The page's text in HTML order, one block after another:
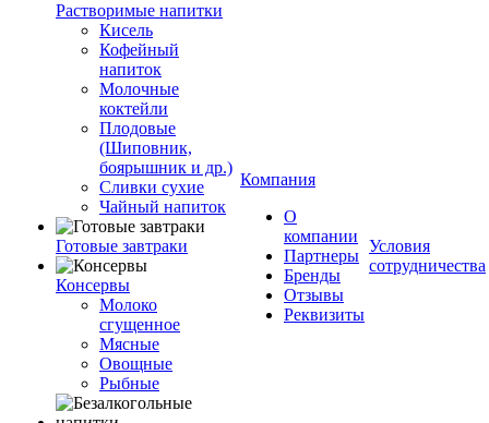
Растворимые напитки
Кисель
Кофейный
напиток
Молочные
коктейли
Плодовые
(Шиповник,
боярышник и др.)
Сливки сухие
Чайный напиток
Готовые завтраки
Консервы
Молоко
сгущенное
Мясные
Овощные
Рыбные
Компания
О
компании
Партнеры
Бренды
Отзывы
Реквизиты
Условия
сотрудничества